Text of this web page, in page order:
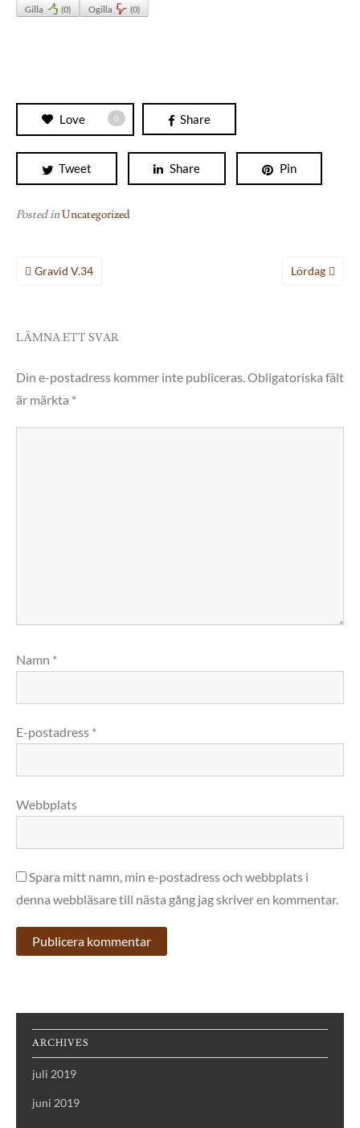
Gilla (0) Ogilla (0)
Love 0 Share
Tweet Share Pin
Posted inUncategorized
Inläggsnavigering
Gravid V.34 Lördag
LÄMNA ETT SVAR
Din e-postadress kommer inte publiceras. Obligatoriska fält
är märkta *
Namn *
E-postadress *
Webbplats
Spara mitt namn, min e-postadress och webbplats i
denna webbläsare till nästa gång jag skriver en kommentar.
ARCHIVES
juli 2019
juni 2019